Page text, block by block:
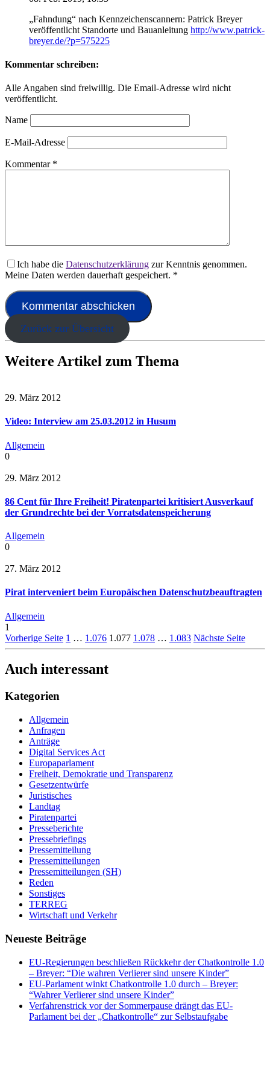
„Fahndung“ nach Kennzeichenscannern: Patrick Breyer
veröffentlicht Standorte und Bauanleitung http://www.patrick-
breyer.de/?p=575225
Kommentar schreiben:
Alle Angaben sind freiwillig. Die Email-Adresse wird nicht
veröffentlicht.
Name
E-Mail-Adresse
Kommentar *
Ich habe die Datenschutzerklärung zur Kenntnis genommen.
Meine Daten werden dauerhaft gespeichert. *
Zurück zur Übersicht
Weitere Artikel zum Thema
29. März 2012
Video: Interview am 25.03.2012 in Husum
Allgemein
0
29. März 2012
86 Cent für Ihre Freiheit! Piratenpartei kritisiert Ausverkauf
der Grundrechte bei der Vorratsdatenspeicherung
Allgemein
0
27. März 2012
Pirat interveniert beim Europäischen Datenschutzbeauftragten
Allgemein
1
Vorherige Seite 1 … 1.076 1.077 1.078 … 1.083 Nächste Seite
Auch interessant
Kategorien
Allgemein
Anfragen
Anträge
Digital Services Act
Europaparlament
Freiheit, Demokratie und Transparenz
Gesetzentwürfe
Juristisches
Landtag
Piratenpartei
Presseberichte
Pressebriefings
Pressemitteilung
Pressemitteilungen
Pressemitteilungen (SH)
Reden
Sonstiges
TERREG
Wirtschaft und Verkehr
Neueste Beiträge
EU-Regierungen beschließen Rückkehr der Chatkontrolle 1.0
– Breyer: “Die wahren Verlierer sind unsere Kinder”
EU-Parlament winkt Chatkontrolle 1.0 durch – Breyer:
“Wahrer Verlierer sind unsere Kinder”
Verfahrenstrick vor der Sommerpause drängt das EU-
Parlament bei der „Chatkontrolle“ zur Selbstaufgabe